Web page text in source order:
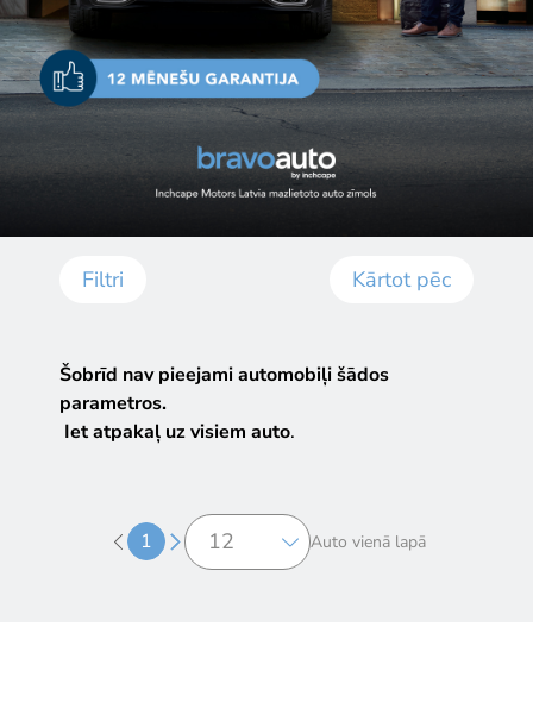
Filtri Kārtot pēc
Šobrīd nav pieejami automobiļi šādos
parametros.
Iet atpakaļ uz visiem auto.
1 Auto vienā lapā